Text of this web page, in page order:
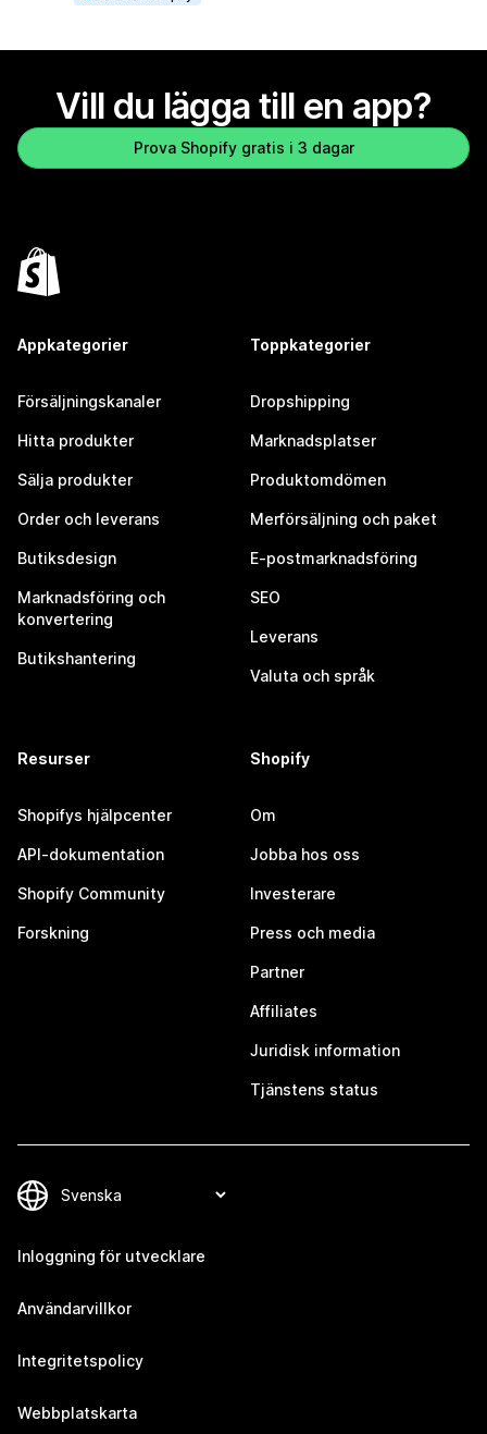
Vill du lägga till en app?
Prova Shopify gratis i 3 dagar
Appkategorier
Försäljningskanaler
Hitta produkter
Sälja produkter
Order och leverans
Butiksdesign
Marknadsföring och
konvertering
Butikshantering
Toppkategorier
Dropshipping
Marknadsplatser
Produktomdömen
Merförsäljning och paket
E-postmarknadsföring
SEO
Leverans
Valuta och språk
Resurser
Shopifys hjälpcenter
API-dokumentation
Shopify Community
Forskning
Shopify
Om
Jobba hos oss
Investerare
Press och media
Partner
Affiliates
Juridisk information
Tjänstens status
Inloggning för utvecklare
Användarvillkor
Integritetspolicy
Webbplatskarta